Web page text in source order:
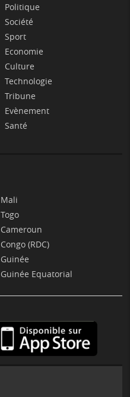
Politique
Société
Sport
Economie
Culture
Technologie
Tribune
Evènement
Santé
Mali
Togo
Cameroun
Congo (RDC)
Guinée
Guinée Equatorial